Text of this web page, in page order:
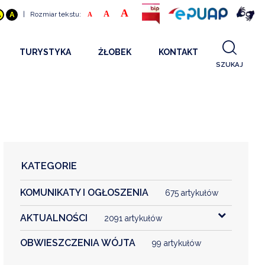
A | Rozmiar tekstu: A A A
TURYSTYKA ŻŁOBEK
KONTAKT
KONTAKT
SZUKAJ
KATEGORIE
KOMUNIKATY I OGŁOSZENIA 675 artykułów
AKTUALNOŚCI 2091 artykułów
OBWIESZCZENIA WÓJTA 99 artykułów